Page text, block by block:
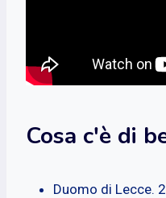
Cosa c'è di
Duomo di Lecce.